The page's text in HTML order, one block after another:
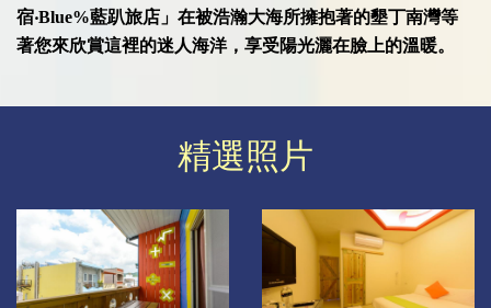
宿‧Blue%藍趴旅店」在被浩瀚大海所擁抱著的墾丁南灣等
著您來欣賞這裡的迷人海洋，享受陽光灑在臉上的溫暖。
精選照片